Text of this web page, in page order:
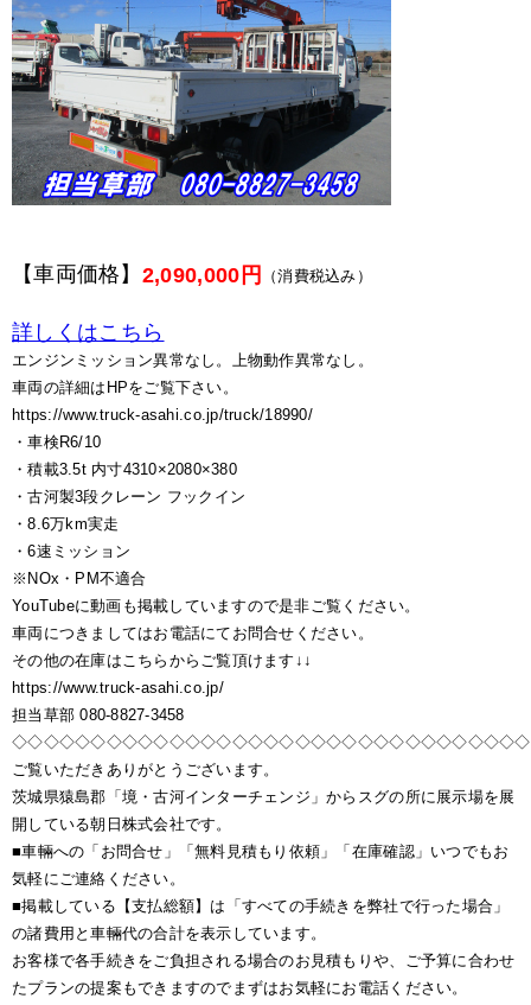
【車両価格】 2,090,000円 （消費税込み）
詳しくはこちら
エンジンミッション異常なし。上物動作異常なし。
車両の詳細はHPをご覧下さい。
https://www.truck-asahi.co.jp/truck/18990/
・車検R6/10
・積載3.5t 内寸4310×2080×380
・古河製3段クレーン フックイン
・8.6万km実走
・6速ミッション
※NOx・PM不適合
YouTubeに動画も掲載していますので是非ご覧ください。
車両につきましてはお電話にてお問合せください。
その他の在庫はこちらからご覧頂けます↓↓
https://www.truck-asahi.co.jp/
担当草部 080-8827-3458
ご覧いただきありがとうございます。
茨城県猿島郡「境・古河インターチェンジ」からスグの所に展示場を展
開している朝日株式会社です。
■車輛への「お問合せ」「無料見積もり依頼」「在庫確認」いつでもお
気軽にご連絡ください。
■掲載している【支払総額】は「すべての手続きを弊社で行った場合」
の諸費用と車輛代の合計を表示しています。
お客様で各手続きをご負担される場合のお見積もりや、ご予算に合わせ
たプランの提案もできますのでまずはお気軽にお電話ください。